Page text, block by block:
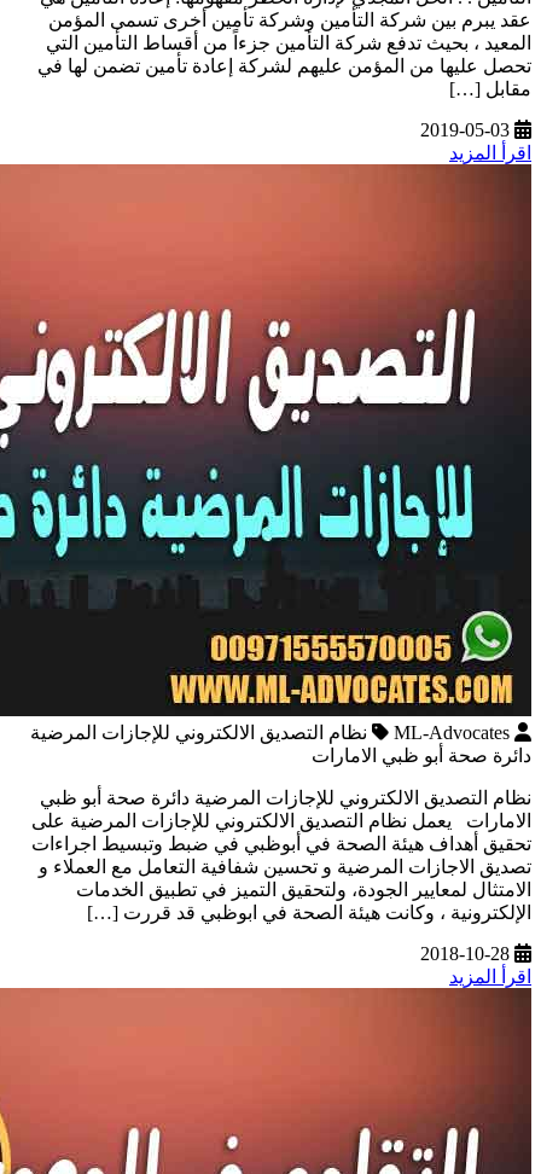
عقد يبرم بين شركة التأمين وشركة تأمين أخرى تسمى المؤمن
المعيد ، بحيث تدفع شركة التأمين جزءاً من أقساط التأمين التي
تحصل عليها من المؤمن عليهم لشركة إعادة تأمين تضمن لها في
مقابل […]
2019-05-03
اقرأ المزيد
ML-Advocates
نظام التصديق الالكتروني للإجازات المرضية
دائرة صحة أبو ظبي الامارات
نظام التصديق الالكتروني للإجازات المرضية دائرة صحة أبو ظبي
الامارات يعمل نظام التصديق الالكتروني للإجازات المرضية على
تحقيق أهداف هيئة الصحة في أبوظبي في ضبط وتبسيط اجراءات
تصديق الاجازات المرضية و تحسين شفافية التعامل مع العملاء و
الامتثال لمعايير الجودة، ولتحقيق التميز في تطبيق الخدمات
الإلكترونية ، وكانت هيئة الصحة في ابوظبي قد قررت […]
2018-10-28
اقرأ المزيد